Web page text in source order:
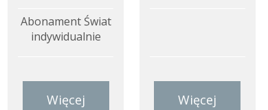
Abonament Świat
indywidualnie
Więcej Więcej